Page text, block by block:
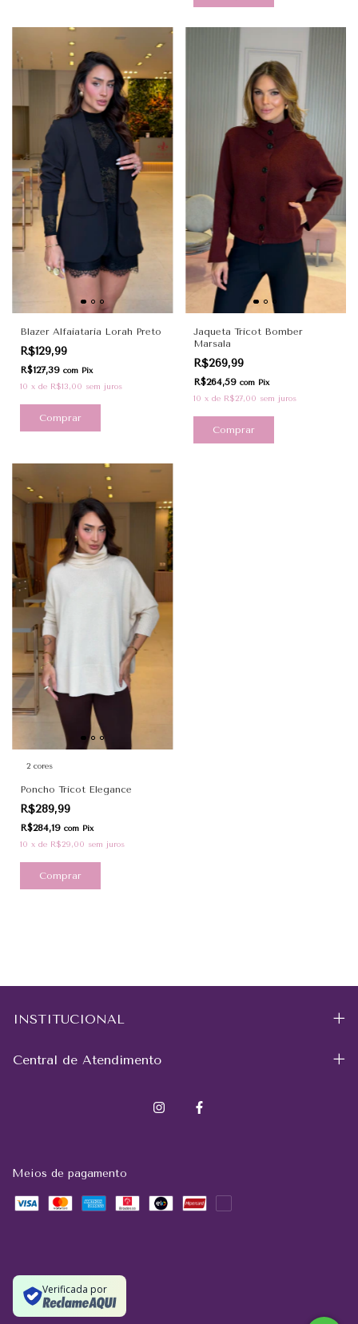
Blazer Alfaiataria Lorah Preto
R$129,99
R$127,39 com Pix
10 x de R$13,00 sem juros
Comprar
Jaqueta Tricot Bomber
Marsala
R$269,99
R$264,59 com Pix
10 x de R$27,00 sem juros
Comprar
2 cores
Poncho Tricot Elegance
R$289,99
R$284,19 com Pix
10 x de R$29,00 sem juros
Comprar
INSTITUCIONAL
Central de Atendimento
Meios de pagamento
Verificada por